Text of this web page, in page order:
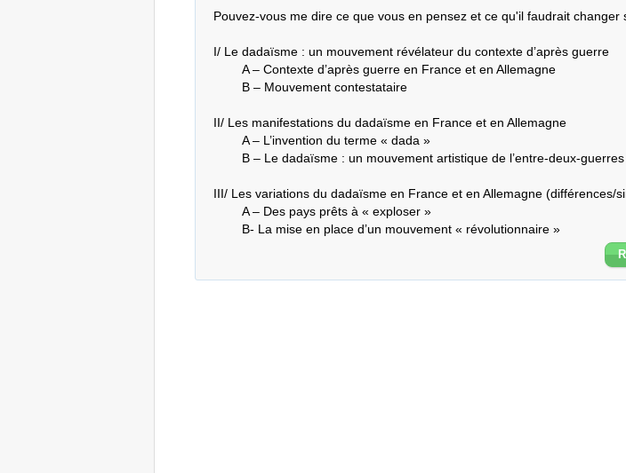
Pouvez-vous me dire ce que vous en pensez et ce qu'il faudrait changer
I/ Le dadaïsme : un mouvement révélateur du contexte d’après guerre
II/ Les manifestations du dadaïsme en France et en Allemagne
III/ Les variations du dadaïsme en France et en Allemagne (différences/
	B- La mise en place d’un mouvement « révolutionnaire »